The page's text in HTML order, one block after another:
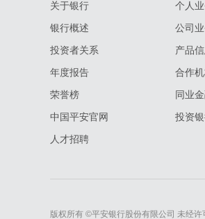
关于银行
银行概述
投资者关系
年度报告
荣誉榜
中国平安官网
人才招聘
个人
公司
产品
合作
同业
投资
版权所有 ©平安银行股份有限公司 未经